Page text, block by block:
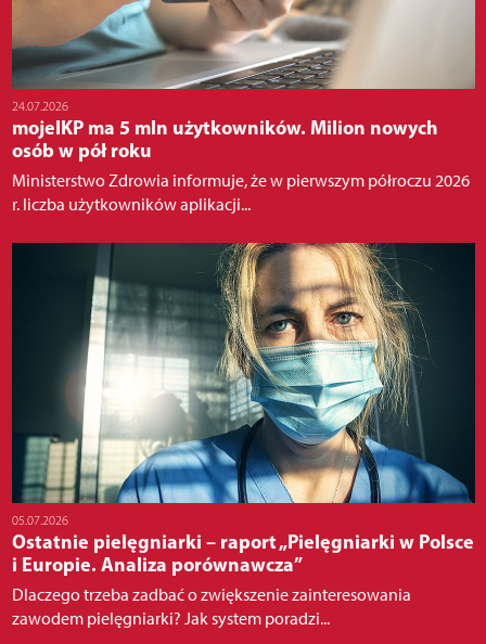
24.07.2026
mojeIKP ma 5 mln użytkowników. Milion nowych
osób w pół roku
Ministerstwo Zdrowia informuje, że w pierwszym półroczu 2026
r. liczba użytkowników aplikacji...
05.07.2026
Ostatnie pielęgniarki – raport „Pielęgniarki w Polsce
i Europie. Analiza porównawcza”
Dlaczego trzeba zadbać o zwiększenie zainteresowania
zawodem pielęgniarki? Jak system poradzi...